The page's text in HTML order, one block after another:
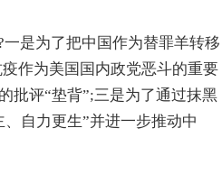
是为了把中国作为替罪羊转移
作为美国国内政党恶斗的重要
批评“垫背”;三是为了通过抹黑
自力更生”并进一步推动中